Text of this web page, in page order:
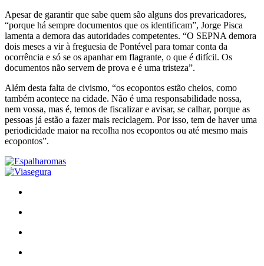
Apesar de garantir que sabe quem são alguns dos prevaricadores,
“porque há sempre documentos que os identificam”, Jorge Pisca
lamenta a demora das autoridades competentes. “O SEPNA demora
dois meses a vir à freguesia de Pontével para tomar conta da
ocorrência e só se os apanhar em flagrante, o que é difícil. Os
documentos não servem de prova e é uma tristeza”.
Além desta falta de civismo, “os ecopontos estão cheios, como
também acontece na cidade. Não é uma responsabilidade nossa,
nem vossa, mas é, temos de fiscalizar e avisar, se calhar, porque as
pessoas já estão a fazer mais reciclagem. Por isso, tem de haver uma
periodicidade maior na recolha nos ecopontos ou até mesmo mais
ecopontos”.